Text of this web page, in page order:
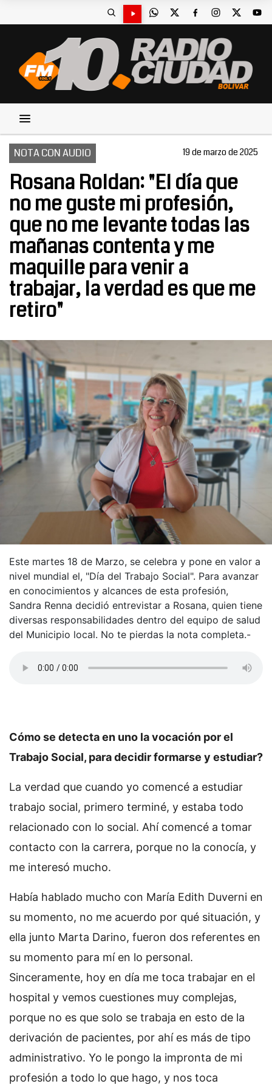
NOTA CON AUDIO 19 de marzo de 2025
Rosana Roldan: "El día que
no me guste mi profesión,
que no me levante todas las
mañanas contenta y me
maquille para venir a
trabajar, la verdad es que me
retiro"
Este martes 18 de Marzo, se celebra y pone en valor a
nivel mundial el, "Día del Trabajo Social". Para avanzar
en conocimientos y alcances de esta profesión,
Sandra Renna decidió entrevistar a Rosana, quien tiene
diversas responsabilidades dentro del equipo de salud
del Municipio local. No te pierdas la nota completa.-
Cómo se detecta en uno la vocación por el
Trabajo Social, para decidir formarse y estudiar?
La verdad que cuando yo comencé a estudiar
trabajo social, primero terminé, y estaba todo
relacionado con lo social. Ahí comencé a tomar
contacto con la carrera, porque no la conocía, y
me interesó mucho.
Había hablado mucho con María Edith Duverni en
su momento, no me acuerdo por qué situación, y
ella junto Marta Darino, fueron dos referentes en
su momento para mí en lo personal.
Sinceramente, hoy en día me toca trabajar en el
hospital y vemos cuestiones muy complejas,
porque no es que solo se trabaja en esto de la
derivación de pacientes, por ahí es más de tipo
administrativo. Yo le pongo la impronta de mi
profesión a todo lo que hago, y nos toca